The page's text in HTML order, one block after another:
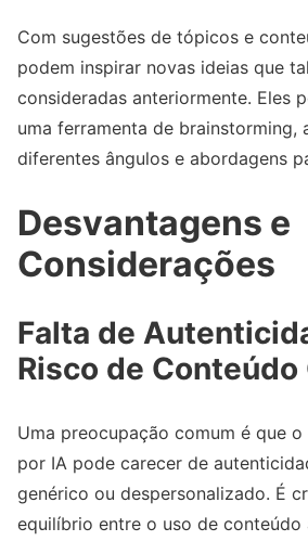
Com sugestões de tópicos e
podem inspirar novas ideias que
consideradas anteriormente. Eles
uma ferramenta de brainstorming,
diferentes ângulos e abordagens
Desvantagens e
Considerações
Falta de
Risco de Conteúdo
Uma preocupação comum é que
por IA pode carecer de
genérico ou despersonalizado. É
equilíbrio entre o uso de